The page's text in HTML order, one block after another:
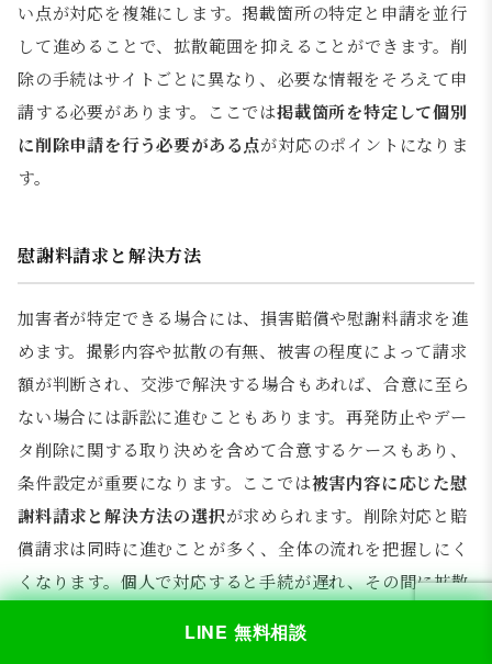
LINE 無料相談
い点が対応を複雑にします。掲載箇所の特定と申請を並行
して進めることで、拡散範囲を抑えることができます。削
除の手続はサイトごとに異なり、必要な情報をそろえて申
請する必要があります。ここでは掲載箇所を特定して個別
に削除申請を行う必要がある点が対応のポイントになりま
す。
慰謝料請求と解決方法
加害者が特定できる場合には、損害賠償や慰謝料請求を進
めます。撮影内容や拡散の有無、被害の程度によって請求
額が判断され、交渉で解決する場合もあれば、合意に至ら
ない場合には訴訟に進むこともあります。再発防止やデー
タ削除に関する取り決めを含めて合意するケースもあり、
条件設定が重要になります。ここでは被害内容に応じた慰
謝料請求と解決方法の選択が求められます。削除対応と賠
償請求は同時に進むことが多く、全体の流れを把握しにく
くなります。個人で対応すると手続が遅れ、その間に拡散
の優先順位を整理し、必要な手続を段階的に進めることが